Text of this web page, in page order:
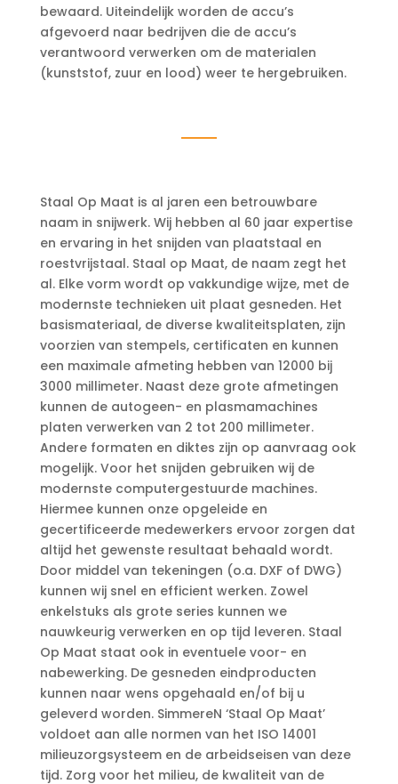
bewaard. Uiteindelijk worden de accu’s
afgevoerd naar bedrijven die de accu’s
verantwoord verwerken om de materialen
(kunststof, zuur en lood) weer te hergebruiken.
Staal Op Maat is al jaren een betrouwbare
naam in snijwerk. Wij hebben al 60 jaar expertise
en ervaring in het snijden van plaatstaal en
roestvrijstaal. Staal op Maat, de naam zegt het
al. Elke vorm wordt op vakkundige wijze, met de
modernste technieken uit plaat gesneden. Het
basismateriaal, de diverse kwaliteitsplaten, zijn
voorzien van stempels, certificaten en kunnen
een maximale afmeting hebben van 12000 bij
3000 millimeter. Naast deze grote afmetingen
kunnen de autogeen- en plasmamachines
platen verwerken van 2 tot 200 millimeter.
Andere formaten en diktes zijn op aanvraag ook
mogelijk. Voor het snijden gebruiken wij de
modernste computergestuurde machines.
Hiermee kunnen onze opgeleide en
gecertificeerde medewerkers ervoor zorgen dat
altijd het gewenste resultaat behaald wordt.
Door middel van tekeningen (o.a. DXF of DWG)
kunnen wij snel en efficient werken. Zowel
enkelstuks als grote series kunnen we
nauwkeurig verwerken en op tijd leveren. Staal
Op Maat staat ook in eventuele voor- en
nabewerking. De gesneden eindproducten
kunnen naar wens opgehaald en/of bij u
geleverd worden. SimmereN ‘Staal Op Maat’
voldoet aan alle normen van het ISO 14001
milieuzorgsysteem en de arbeidseisen van deze
tijd. Zorg voor het milieu, de kwaliteit van de